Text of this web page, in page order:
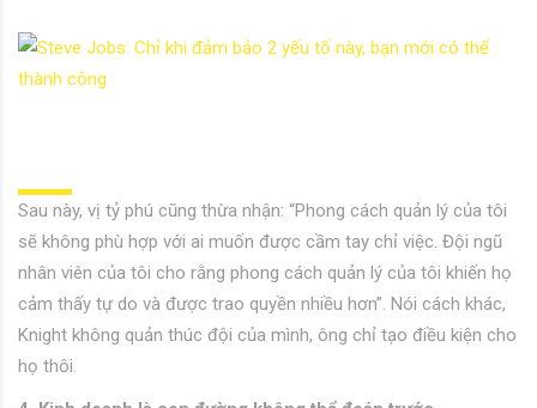
Sau này, vị tỷ phú cũng thừa nhận: “Phong cách quản lý của tôi
sẽ không phù hợp với ai muốn được cầm tay chỉ việc. Đội ngũ
nhân viên của tôi cho rằng phong cách quản lý của tôi khiến họ
cảm thấy tự do và được trao quyền nhiều hơn”. Nói cách khác,
Knight không quản thúc đội của mình, ông chỉ tạo điều kiện cho
họ thôi.